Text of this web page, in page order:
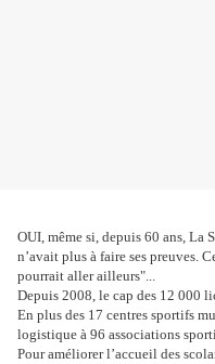
OUI, même si, depuis 60 ans, La
n’avait plus à faire ses preuves.
pourrait aller ailleurs"...
Depuis 2008, le cap des 12 000
En plus des 17 centres sportifs
logistique à 96 associations
Pour améliorer l’accueil des